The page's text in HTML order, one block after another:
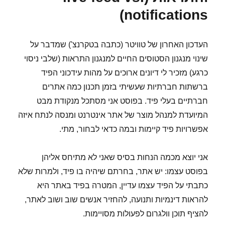
notifications)
העדכון האחרון של טוויטר (כתבה בטקרנצ') שמדבר על
שינוי מנגנון הסטוסים החיים למנגנון התראות (שלבי ניסוי
כרגע) מזכיר לי דיונים ארוכים על מהות עידכוני הפיד
ברשתות חברתיות שעשיתי בזמן תכנון כמה אתרים
חברתיים בעלי פיד. בפוסט אני מסתכל מנקודת מבט
המיועדת למנהל מוצר של אתר אינטרנט ומנסה לנתח איזה
אפשרויות פיד קיימות ובמה כדאי לבחור, מתי.
אני יוצא מכמה הנחות בסיס שאני לא מתיחס אליהן
בפוסט עצמו: יש אתר, בחרתם שיהיה בו פיד, ולמרות שלא
כתבתי על הפיד עצמו עדיין, המטרה בפיד באתר היא
להראות דינמיות ותנועה, להחזיר אנשים שוב ושוב לאתר,
להציף תוכן וולגרום לפעולות מסויימות.